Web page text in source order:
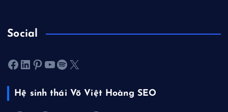
Social
Facebook LinkedIn Pinterest Youtube Spotify X
Hệ sinh thái Võ Việt Hoàng SEO